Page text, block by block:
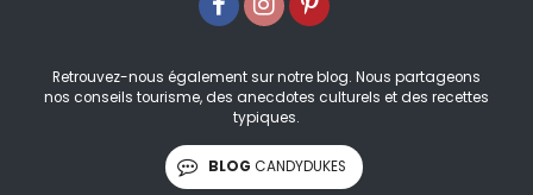
Retrouvez-nous également sur notre blog. Nous partageons
nos conseils tourisme, des anecdotes culturels et des recettes
typiques.
BLOG CANDYDUKES